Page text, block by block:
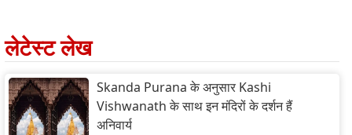
लेटेस्ट लेख
Skanda Purana के अनुसार Kashi
Vishwanath के साथ इन मंदिरों के दर्शन हैं
अनिवार्य